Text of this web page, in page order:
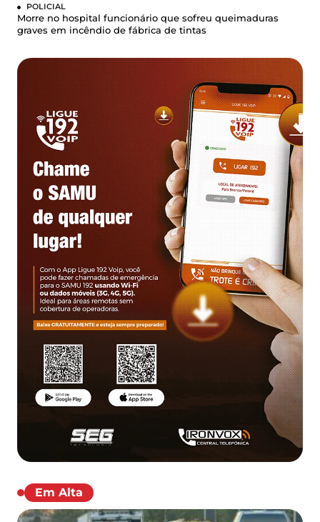
POLICIAL
Morre no hospital funcionário que sofreu queimaduras
graves em incêndio de fábrica de tintas
Em Alta